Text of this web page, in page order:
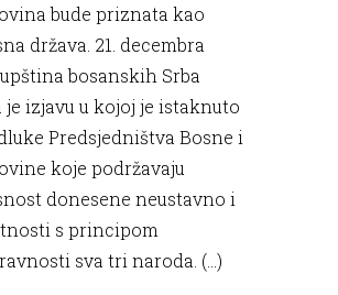
bude priznata kao
država. 21. decembra
bosanskih Srba
je izjavu u kojoj je istaknuto
Predsjedništva Bosne i
koje podržavaju
donesene neustavno i
s principom
sva tri naroda. (...)